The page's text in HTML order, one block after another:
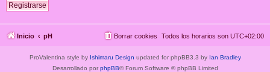
Registrarse
Inicio pH Todos los horarios son UTC+02:00
Borrar cookies
ProValentina style by Ishimaru Design updated for phpBB3.3 by Ian Bradley
Desarrollado por phpBB® Forum Software © phpBB Limited